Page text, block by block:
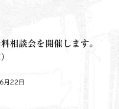
相談会を開催します。
月22日